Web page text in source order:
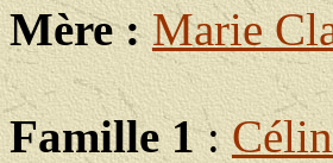
Mère :Marie
Famille 1: